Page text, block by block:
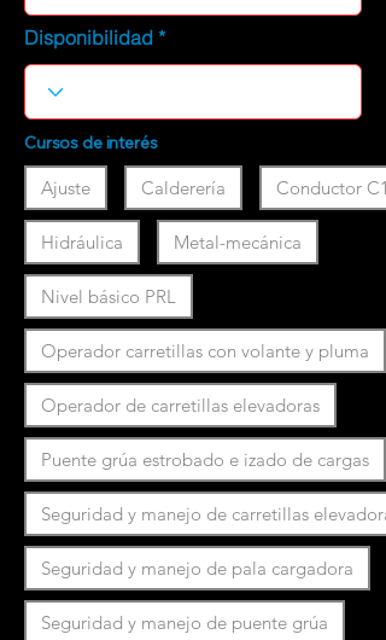
Disponibilidad
Cursos de interés
Ajuste Calderería Conductor C1
Hidráulica Metal-mecánica
Nivel básico PRL
Operador carretillas con volante y pluma
Operador de carretillas elevadoras
Puente grúa estrobado e izado de cargas
Seguridad y manejo de carretillas
Seguridad y manejo de pala cargadora
Seguridad y manejo de puente grúa